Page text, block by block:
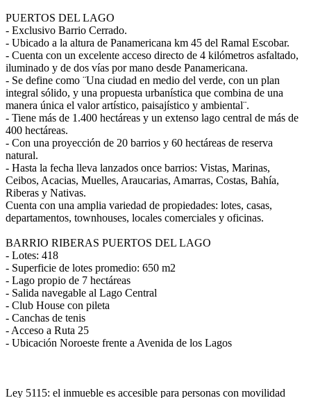
PUERTOS DEL LAGO
- Exclusivo Barrio Cerrado.
- Ubicado a la altura de Panamericana km 45 del Ramal Escobar.
- Cuenta con un excelente acceso directo de 4 kilómetros asfaltado,
iluminado y de dos vías por mano desde Panamericana.
- Se define como ¨Una ciudad en medio del verde, con un plan
integral sólido, y una propuesta urbanística que combina de una
manera única el valor artístico, paisajístico y ambiental¨.
- Tiene más de 1.400 hectáreas y un extenso lago central de más de
400 hectáreas.
- Con una proyección de 20 barrios y 60 hectáreas de reserva
natural.
- Hasta la fecha lleva lanzados once barrios: Vistas, Marinas,
Ceibos, Acacias, Muelles, Araucarias, Amarras, Costas, Bahía,
Riberas y Nativas.
Cuenta con una amplia variedad de propiedades: lotes, casas,
departamentos, townhouses, locales comerciales y oficinas.
BARRIO RIBERAS PUERTOS DEL LAGO
- Lotes: 418
- Superficie de lotes promedio: 650 m2
- Lago propio de 7 hectáreas
- Salida navegable al Lago Central
- Club House con pileta
- Canchas de tenis
- Acceso a Ruta 25
- Ubicación Noroeste frente a Avenida de los Lagos
Ley 5115: el inmueble es accesible para personas con movilidad